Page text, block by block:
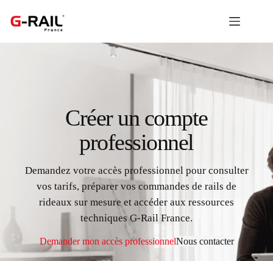
contenu
Créer un compte
professionnel
Demandez votre accès professionnel pour consulter
vos tarifs, préparer vos commandes de rails de
rideaux sur mesure et accéder aux ressources
techniques G-Rail France.
Demander mon accès professionnelNous contacter